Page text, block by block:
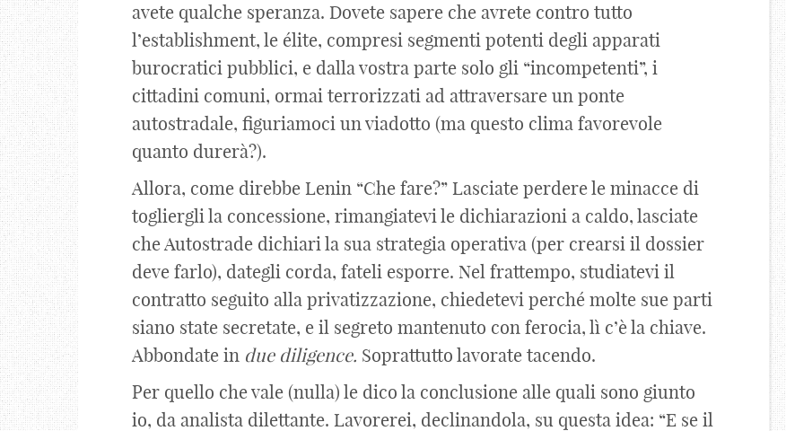
avete qualche speranza. Dovete sapere che avrete contro tutto
l’establishment, le élite, compresi segmenti potenti degli apparati
burocratici pubblici, e dalla vostra parte solo gli “incompetenti”, i
cittadini comuni, ormai terrorizzati ad attraversare un ponte
autostradale, figuriamoci un viadotto (ma questo clima favorevole
quanto durerà?).
Allora, come direbbe Lenin “Che fare?” Lasciate perdere le minacce di
togliergli la concessione, rimangiatevi le dichiarazioni a caldo, lasciate
che Autostrade dichiari la sua strategia operativa (per crearsi il dossier
deve farlo), dategli corda, fateli esporre. Nel frattempo, studiatevi il
contratto seguito alla privatizzazione, chiedetevi perché molte sue parti
siano state secretate, e il segreto mantenuto con ferocia, lì c’è la chiave.
Abbondate in due diligence. Soprattutto lavorate tacendo.
Per quello che vale (nulla) le dico la conclusione alle quali sono giunto
io, da analista dilettante. Lavorerei, declinandola, su questa idea: “E se il